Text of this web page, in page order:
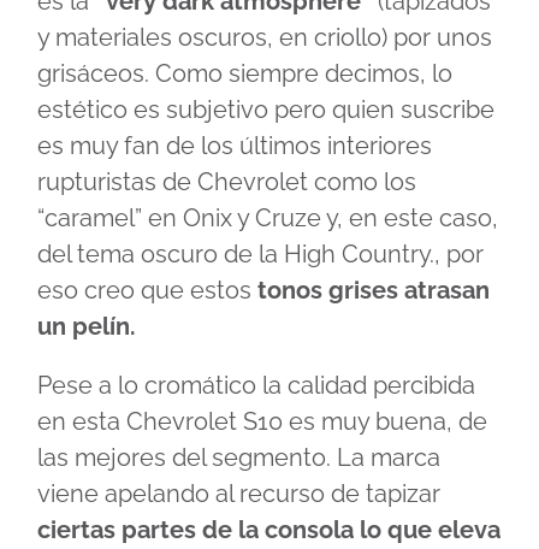
y materiales oscuros, en criollo) por unos
grisáceos. Como siempre decimos, lo
estético es subjetivo pero quien suscribe
es muy fan de los últimos interiores
rupturistas de Chevrolet como los
“caramel” en Onix y Cruze y, en este caso,
del tema oscuro de la High Country., por
eso creo que estos tonos grises atrasan
un pelín.
Pese a lo cromático la calidad percibida
en esta Chevrolet S10 es muy buena, de
las mejores del segmento. La marca
viene apelando al recurso de tapizar
ciertas partes de la consola lo que eleva